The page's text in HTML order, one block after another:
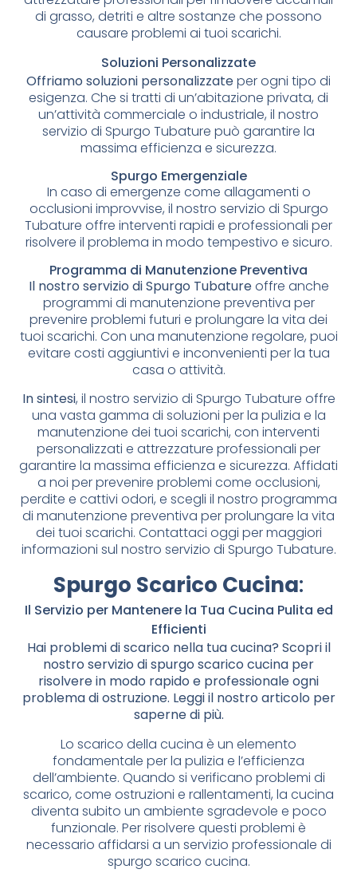
di grasso, detriti e altre sostanze che possono
causare problemi ai tuoi scarichi.
Soluzioni Personalizzate
Offriamo soluzioni personalizzateper ogni tipo di
esigenza. Che si tratti di un’abitazione privata, di
un’attività commerciale o industriale, il nostro
servizio di Spurgo Tubature può garantire la
massima efficienza e sicurezza.
Spurgo Emergenziale
In caso di emergenze come allagamenti o
occlusioni improvvise, il nostro servizio di Spurgo
Tubature offre interventi rapidi e professionali per
risolvere il problema in modo tempestivo e sicuro.
Programma di Manutenzione Preventiva
Il nostro servizio di Spurgo Tubatureoffre anche
programmi di manutenzione preventiva per
prevenire problemi futuri e prolungare la vita dei
tuoi scarichi. Con una manutenzione regolare, puoi
evitare costi aggiuntivi e inconvenienti per la tua
casa o attività.
In sintesi, il nostro servizio di Spurgo Tubature offre
una vasta gamma di soluzioni per la pulizia e la
manutenzione dei tuoi scarichi, con interventi
personalizzati e attrezzature professionali per
garantire la massima efficienza e sicurezza. Affidati
a noi per prevenire problemi come occlusioni,
perdite e cattivi odori, e scegli il nostro programma
di manutenzione preventiva per prolungare la vita
dei tuoi scarichi. Contattaci oggi per maggiori
informazioni sul nostro servizio di Spurgo Tubature.
Spurgo Scarico Cucina:
Il Servizio per Mantenere la Tua Cucina Pulita ed
Efficienti
Hai problemi di scarico nella tua cucina? Scopri il
nostro servizio di spurgo scarico cucina per
risolvere in modo rapido e professionale ogni
problema di ostruzione. Leggi il nostro articolo per
saperne di più.
Lo scarico della cucina è un elemento
fondamentale per la pulizia e l’efficienza
dell’ambiente. Quando si verificano problemi di
scarico, come ostruzioni e rallentamenti, la cucina
diventa subito un ambiente sgradevole e poco
funzionale. Per risolvere questi problemi è
necessario affidarsi a un servizio professionale di
spurgo scarico cucina.